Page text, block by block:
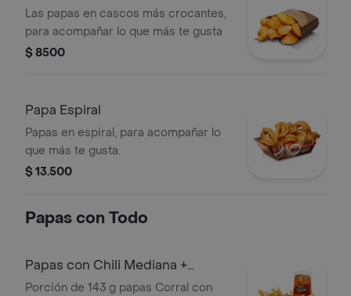
Las papas en cascos más crocantes,
para acompañar lo que más te gusta
$ 8500
Papa Espiral
Papas en espiral, para acompañar lo
que más te gusta.
$ 13.500
Papas con Todo
Papas con Chili Mediana +
bebida
Porción de 143 g papas Corral con